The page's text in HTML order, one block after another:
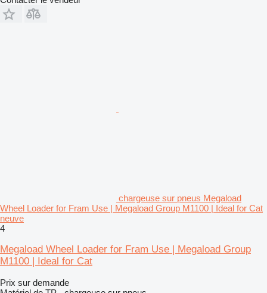
chargeuse sur pneus Megaload
Wheel Loader for Fram Use | Megaload Group M1100 | Ideal for Cat
neuve
4
Megaload Wheel Loader for Fram Use | Megaload Group
M1100 | Ideal for Cat
Prix sur demande